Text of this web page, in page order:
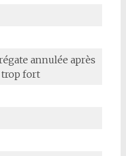
annulée après
fort